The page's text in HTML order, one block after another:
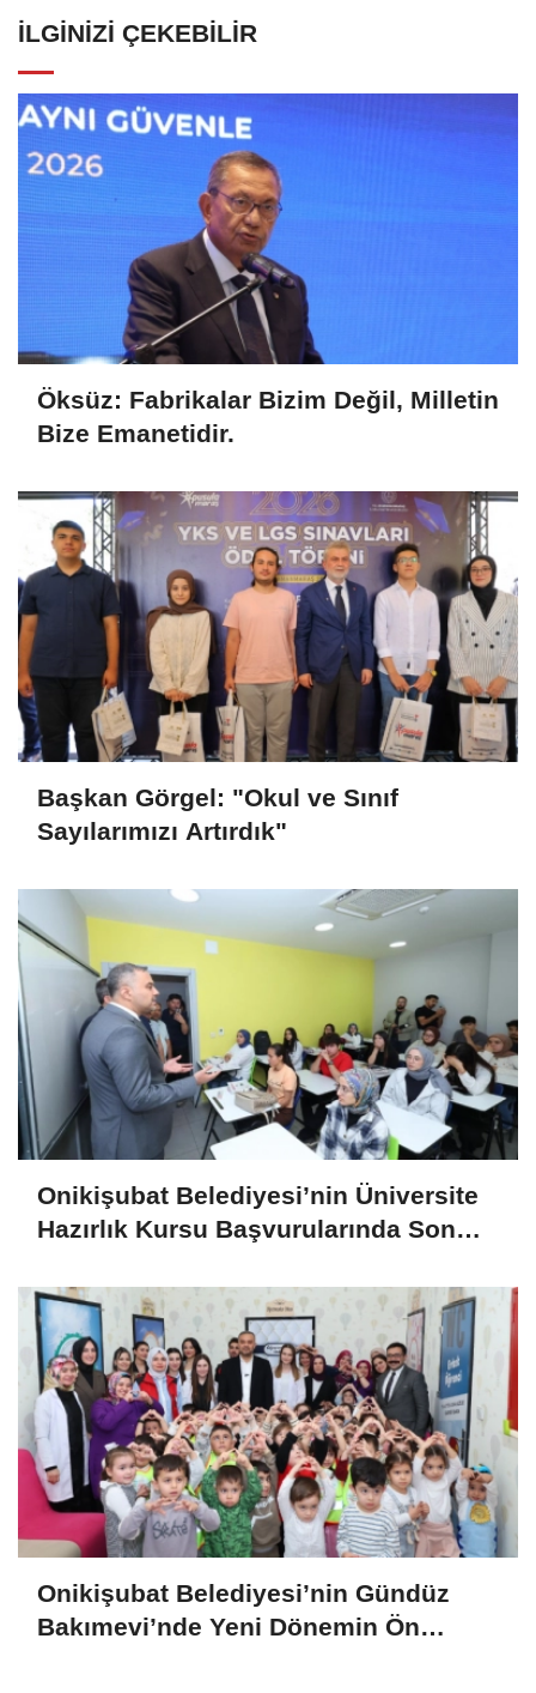
İLGINIZI ÇEKEBILIR
Öksüz: Fabrikalar Bizim Değil, Milletin
Bize Emanetidir.
Başkan Görgel: "Okul ve Sınıf
Sayılarımızı Artırdık"
Onikişubat Belediyesi’nin Üniversite
Hazırlık Kursu Başvurularında Son
Onikişubat Belediyesi’nin Gündüz
Bakımevi’nde Yeni Dönemin Ön